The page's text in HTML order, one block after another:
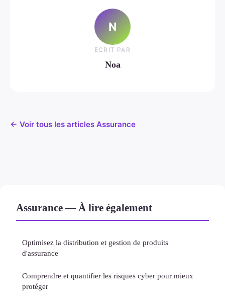
N
ECRIT PAR
Noa
← Voir tous les articles Assurance
Assurance — À lire également
Optimisez la distribution et gestion de produits
d'assurance
Comprendre et quantifier les risques cyber pour mieux
protéger